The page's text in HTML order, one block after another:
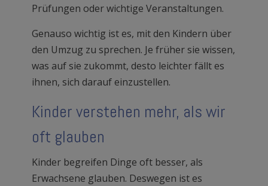
Prüfungen oder wichtige Veranstaltungen.
Genauso wichtig ist es, mit den Kindern über
den Umzug zu sprechen. Je früher sie wissen,
was auf sie zukommt, desto leichter fällt es
ihnen, sich darauf einzustellen.
Kinder verstehen mehr, als wir
oft glauben
Kinder begreifen Dinge oft besser, als
Erwachsene glauben. Deswegen ist es